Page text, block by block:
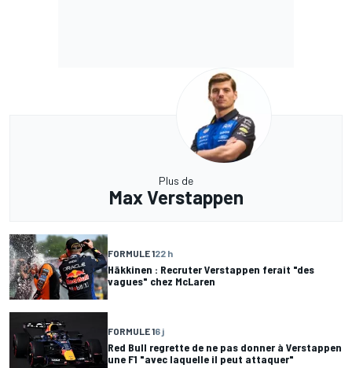
Plus de
Max Verstappen
FORMULE 122 h
Häkkinen : Recruter Verstappen ferait "des
vagues" chez McLaren
FORMULE 16 j
Red Bull regrette de ne pas donner à Verstappen
une F1 "avec laquelle il peut attaquer"